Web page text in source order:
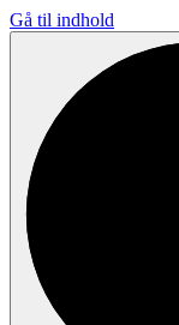
Gå til indhold